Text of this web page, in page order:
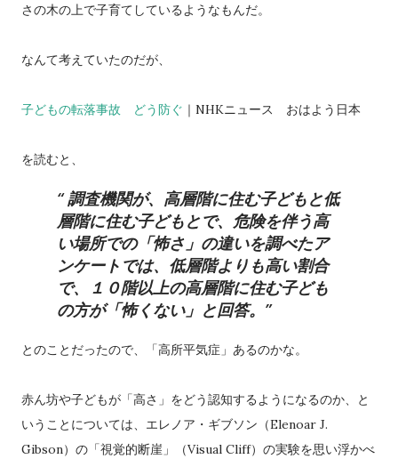
さの木の上で子育てしているようなもんだ。
なんて考えていたのだが、
子どもの転落事故 どう防ぐ ｜NHKニュース おはよう日本
を読むと、
調査機関が、高層階に住む子どもと低
層階に住む子どもとで、危険を伴う高
い場所での「怖さ」の違いを調べたア
ンケートでは、低層階よりも高い割合
で、１０階以上の高層階に住む子ども
の方が「怖くない」と回答。
とのことだったので、「高所平気症」あるのかな。
赤ん坊や子どもが「高さ」をどう認知するようになるのか、と
いうことについては、エレノア・ギブソン（Elenoar J.
Gibson）の「視覚的断崖」（Visual Cliff）の実験を思い浮かべ